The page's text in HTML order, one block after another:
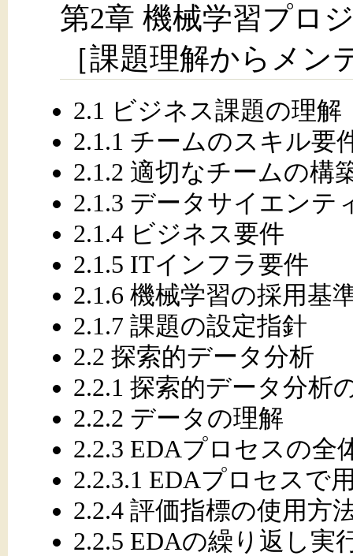
第2章 機械学習プロ
［課題理解からメン
2.1 ビジネス課題の理解
2.1.1 チームのスキル要
2.1.2 適切なチームの構
2.1.3 データサイエン
2.1.4 ビジネス要件
2.1.5 ITインフラ要件
2.1.6 機械学習の採用基
2.1.7 課題の設定指針
2.2 探索的データ分析
2.2.1 探索的データ分析
2.2.2 データの理解
2.2.3 EDAプロセスの全
2.2.3.1 EDAプロセスで
2.2.4 評価指標の使用方
2.2.5 EDAの繰り返し実